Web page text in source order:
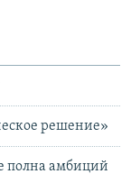
решение»
полна амбиций